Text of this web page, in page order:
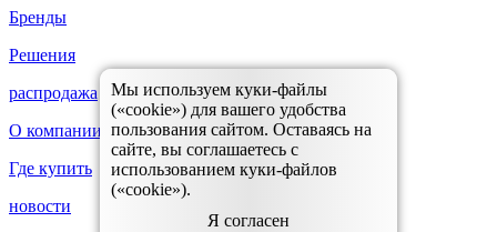
Бренды
Решения
распродажа
О компании
Где купить
новости
Мы используем куки-файлы
(«cookie») для вашего удобства
пользования сайтом. Оставаясь на
сайте, вы соглашаетесь с
использованием куки-файлов
(«cookie»).
Я согласен